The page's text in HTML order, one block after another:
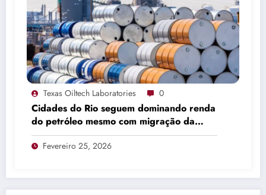
Texas Oiltech Laboratories 0
Cidades do Rio seguem dominando renda
do petróleo mesmo com migração da
produção
Fevereiro 25, 2026